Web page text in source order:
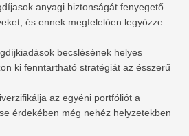
anyagi biztonságát fenyegető
és ennek megfelelően legyőzze
becslésének helyes
ki fenntartható stratégiát az ésszerű
az egyéni portfóliót a
érdekében még nehéz helyzetekben